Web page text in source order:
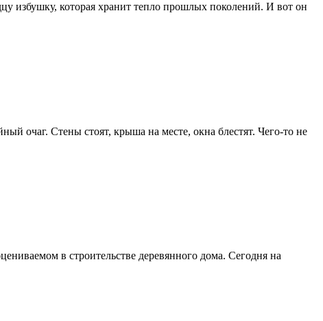
избушку, которая хранит тепло прошлых поколений. И вот он
очаг. Стены стоят, крыша на месте, окна блестят. Чего-то не
в строительстве деревянного дома. Сегодня на